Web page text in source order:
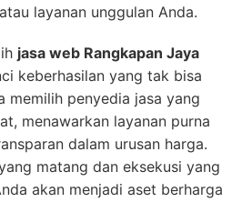
layanan unggulan Anda.
jasa web Rangkapan Jaya
keberhasilan yang tak bisa
memilih penyedia jasa yang
menawarkan layanan purna
dalam urusan harga.
matang dan eksekusi yang
akan menjadi aset berharga